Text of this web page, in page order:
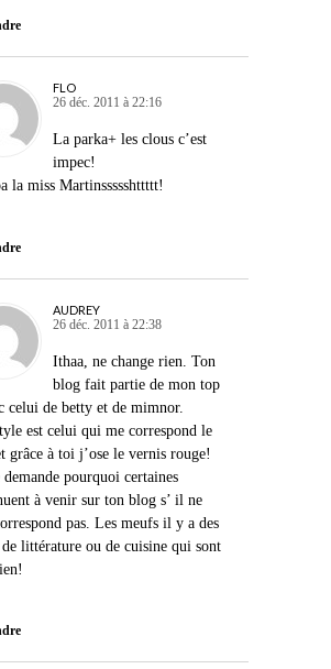
FLO
26 déc. 2011 à 22:16
La parka+ les clous c’est
impec!
la miss Martinssssshttttt!
AUDREY
26 déc. 2011 à 22:38
Ithaa, ne change rien. Ton
blog fait partie de mon top
celui de betty et de mimnor.
est celui qui me correspond le
grâce à toi j’ose le vernis rouge!
demande pourquoi certaines
à venir sur ton blog s’ il ne
pas. Les meufs il y a des
littérature ou de cuisine qui sont